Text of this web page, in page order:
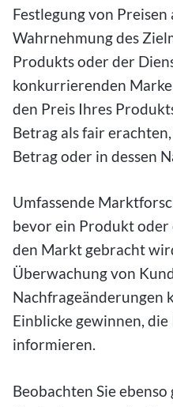
Festlegung von
Wahrnehmung des
Produkts oder der
konkurrierenden
den Preis Ihres
Betrag als fair
Betrag oder in dessen
Umfassende
bevor ein Produkt
den Markt gebracht
Überwachung von
Nachfrageänderungen
Einblicke gewinnen,
informieren.
Beobachten Sie ebenso